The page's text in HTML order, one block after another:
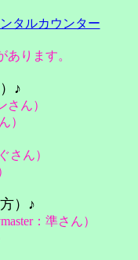
あります。
♪
ん）
）
さん）
）♪
：準さん）